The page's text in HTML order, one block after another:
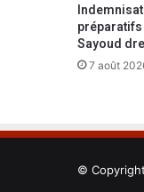
s
a
n
d
Sayoud
7 août
©